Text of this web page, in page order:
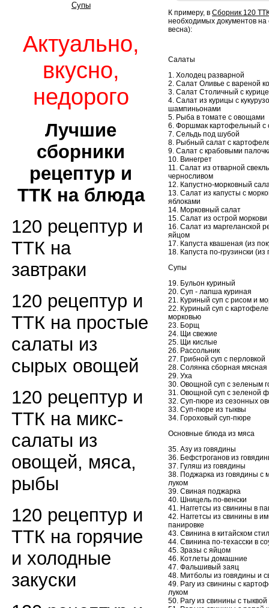
Супы
Актуально,
вкусно,
недорого
Лучшие
сборники
рецептур и
ТТК на блюда
120 рецептур и
ТТК на
завтраки
120 рецептур и
ТТК на простые
салаты из
сырых овощей
120 рецептур и
ТТК на микс-
салаты из
овощей, мяса,
рыбы
120 рецептур и
ТТК на горячие
и холодные
закуски
К примеру, в Сборник 120
необходимых документов
весна):
Салаты
1. Холодец разварной
2. Салат Оливье с вареной
3. Салат Столичный с
4. Салат из курицы с
шампиньонами
5. Рыба в томате с овощами
6. Форшмак картофельный с
7. Сельдь под шубой
8. Рыбный салат с
9. Салат с крабовыми
10. Винегрет
11. Салат из отварной
черносливом
12. Капустно-морковный
13. Салат из капусты с
яблоками
14. Морковный салат
15. Салат из острой моркови
16. Салат из маргеланской
яйцом
17. Капуста квашеная (из
18. Капуста по-грузински (из
Супы
19. Бульон куриный
20. Суп - лапша куриная
21. Куриный суп с рисом и
22. Куриный суп с
морковью
23. Борщ
24. Щи свежие
25. Щи кислые
26. Рассольник
27. Грибной суп с перловкой
28. Солянка сборная мясная
29. Уха
30. Овощной суп с зеленым
31. Овощной суп с зеленой
32. Суп-пюре из сезонных
33. Суп-пюре из тыквы
34. Гороховый суп-пюре
Основные блюда из мяса
35. Азу из говядины
36. Бефстроганов из
37. Гуляш из говядины
38. Поджарка из говядины с
луком
39. Свиная поджарка
40. Шницель по-венски
41. Наггетсы из свинины в
42. Наггетсы из свинины в
панировке
43. Свинина в китайском
44. Свинина по-техасски в
45. Зразы с яйцом
46. Котлеты домашние
47. Фальшивый заяц
48. Митболы из говядины и
49. Рагу из свинины с
луком
50. Рагу из свинины с